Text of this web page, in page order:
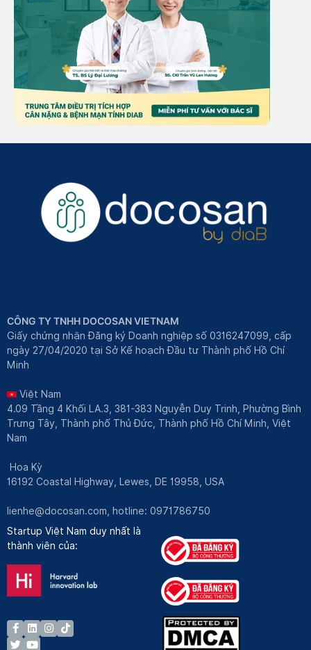
CÔNG TY TNHH DOCOSAN VIETNAM
Giấy chứng nhận Đăng ký Doanh nghiệp số 0316247099, cấp
ngày 27/04/2020 tại Sở Kế hoạch Đầu tư Thành phố Hồ Chí
Minh
Việt Nam
4.09 Tầng 4 Khối LA.3, 381-383 Nguyễn Duy Trinh, Phường Bình
Trưng Tây, Thành phố Thủ Đức, Thành phố Hồ Chí Minh, Việt
Nam
Hoa Kỳ
16192 Coastal Highway, Lewes, DE 19958, USA
lienhe@docosan.com, hotline: 0971786750
Startup Việt Nam duy nhất là
thành viên của: